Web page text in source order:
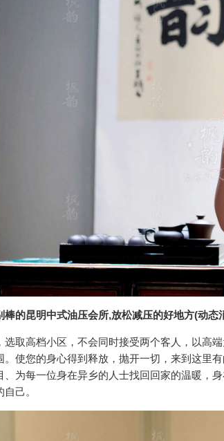
棒的昆明中式油压会所,放松减压的好地方(动态
选取高档小区，不会同时接受两个客人，以高
。使您的身心得到释放，抛开一切，来到这里
、为每一位身在异乡的人士找回回家的温暖，
己。